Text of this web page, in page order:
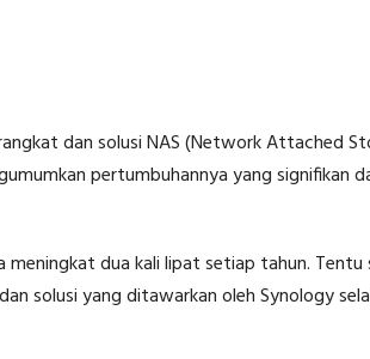
dan solusi NAS (Network Attached
pertumbuhannya yang signifikan
dua kali lipat setiap tahun. Tentu
solusi yang ditawarkan oleh Synology